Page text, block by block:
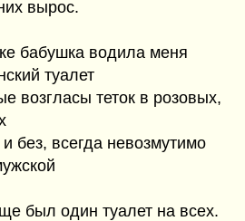
вырос.
бабушка водила меня
туалет
возгласы теток в розовых,
без, всегда невозмутимо
был один туалет на всех.